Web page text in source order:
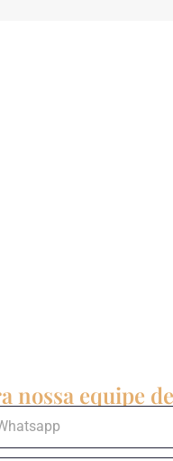
nossa equipe